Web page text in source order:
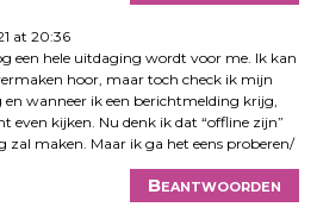
at 20:36
een hele uitdaging wordt voor me. Ik kan
hoor, maar toch check ik mijn
wanneer ik een berichtmelding krijg,
even kijken. Nu denk ik dat “offline zijn”
zal maken. Maar ik ga het eens proberen/
Beantwoorden